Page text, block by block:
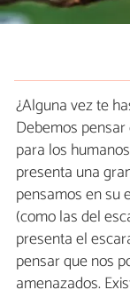
¿Alguna vez te
Debemos
para los
presenta una
pensamos en su
(como las del
presenta el
pensar que nos
amenazados.